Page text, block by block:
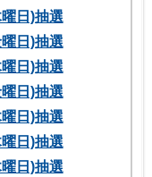
日)抽選
日)抽選
日)抽選
日)抽選
日)抽選
日)抽選
日)抽選